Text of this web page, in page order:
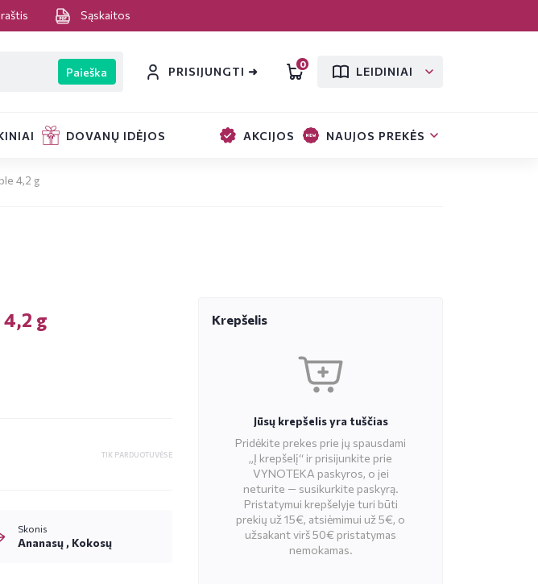
Sąskaitos
Paieška PRISIJUNGTI ➜
0
LEIDINIAI
DOVANŲ IDĖJOS AKCIJOS NAUJOS PREKĖS
4,2 g
Krepšelis
Jūsų krepšelis yra tuščias
Pridėkite prekes prie jų spausdami
„Į krepšelį“ ir prisijunkite prie
VYNOTEKA paskyros, o jei
neturite — susikurkite paskyrą.
Pristatymui krepšelyje turi būti
prekių už 15€, atsiėmimui už 5€, o
užsakant virš 50€ pristatymas
nemokamas.
g
TIK PARDUOTUVĖSE
Skonis
Ananasų , Kokosų